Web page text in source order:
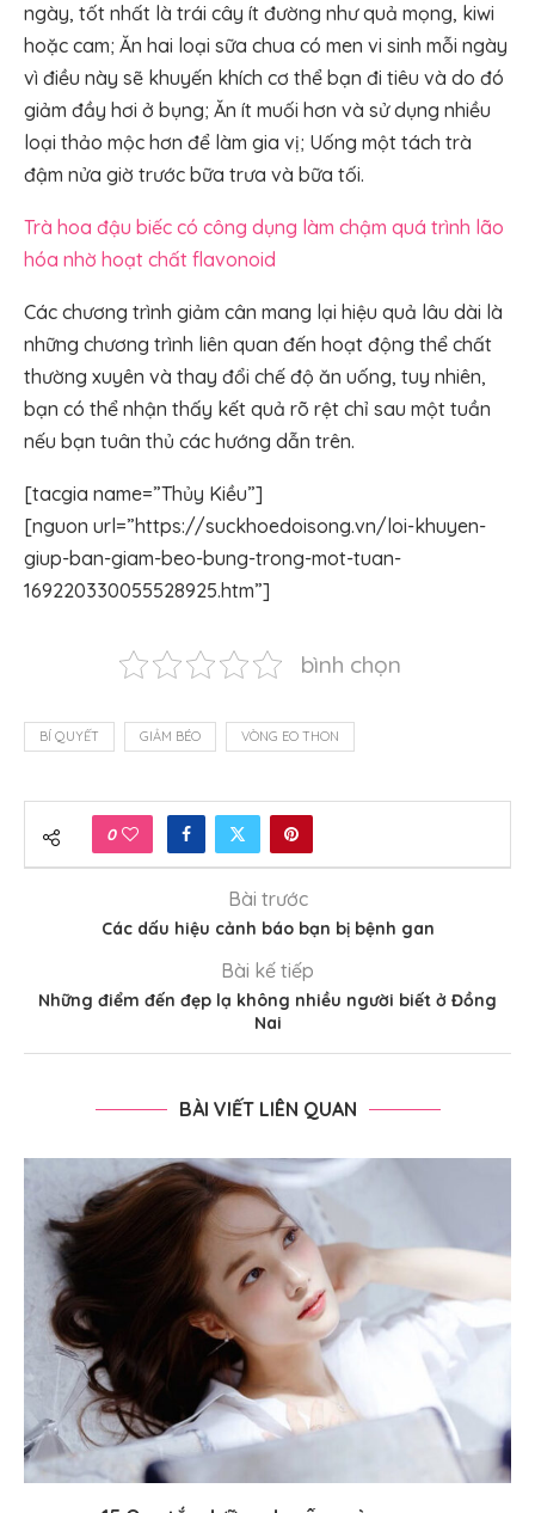
ngày, tốt nhất là trái cây ít đường như quả mọng, kiwi
hoặc cam; Ăn hai loại sữa chua có men vi sinh mỗi ngày
vì điều này sẽ khuyến khích cơ thể bạn đi tiêu và do đó
giảm đầy hơi ở bụng; Ăn ít muối hơn và sử dụng nhiều
loại thảo mộc hơn để làm gia vị; Uống một tách trà
đậm nửa giờ trước bữa trưa và bữa tối.
Trà hoa đậu biếc có công dụng làm chậm quá trình lão
hóa nhờ hoạt chất flavonoid
Các chương trình giảm cân mang lại hiệu quả lâu dài là
những chương trình liên quan đến hoạt động thể chất
thường xuyên và thay đổi chế độ ăn uống, tuy nhiên,
bạn có thể nhận thấy kết quả rõ rệt chỉ sau một tuần
nếu bạn tuân thủ các hướng dẫn trên.
[tacgia name=”Thủy Kiều”]
[nguon url=”https://suckhoedoisong.vn/loi-khuyen-
giup-ban-giam-beo-bung-trong-mot-tuan-
169220330055528925.htm”]
bình chọn
BÍ QUYẾT GIẢM BÉO VÒNG EO THON
0
Bài trước
Các dấu hiệu cảnh báo bạn bị bệnh gan
Bài kế tiếp
Những điểm đến đẹp lạ không nhiều người biết ở Đồng
Nai
BÀI VIẾT LIÊN QUAN